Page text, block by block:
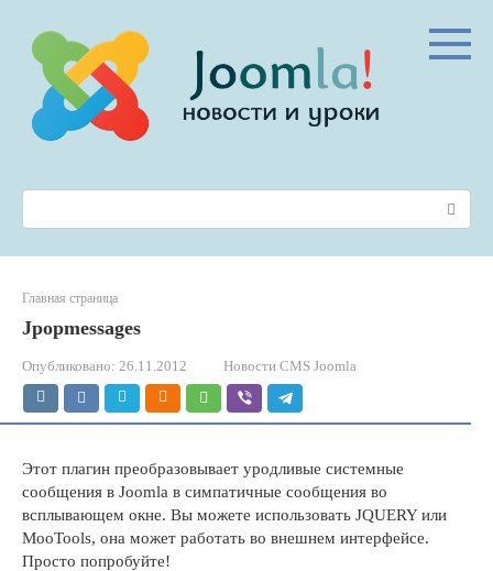
контенту
Главная страница
Jpopmessages
Опубликовано: 26.11.2012 Новости CMS Joomla
Этот плагин преобразовывает уродливые системные
сообщения в Joomla в симпатичные сообщения во
всплывающем окне. Вы можете использовать JQUERY или
MooTools, она может работать во внешнем интерфейсе.
Просто попробуйте!